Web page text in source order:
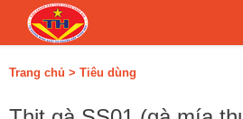
Trang chủ > Tiêu dùng